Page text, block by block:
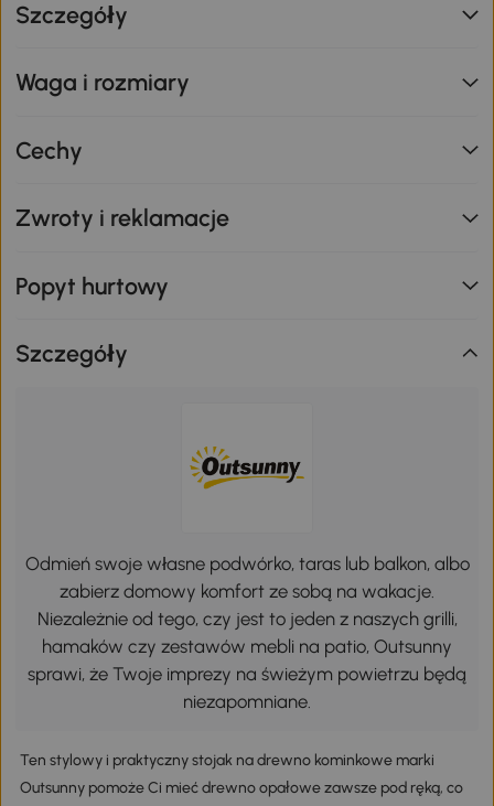
Szczegóły
Waga i rozmiary
Cechy
Zwroty i reklamacje
Popyt hurtowy
Szczegóły
Odmień swoje własne podwórko, taras lub balkon, albo
zabierz domowy komfort ze sobą na wakacje.
Niezależnie od tego, czy jest to jeden z naszych grilli,
hamaków czy zestawów mebli na patio, Outsunny
sprawi, że Twoje imprezy na świeżym powietrzu będą
niezapomniane.
Ten stylowy i praktyczny stojak na drewno kominkowe marki
Outsunny pomoże Ci mieć drewno opałowe zawsze pod ręką, co